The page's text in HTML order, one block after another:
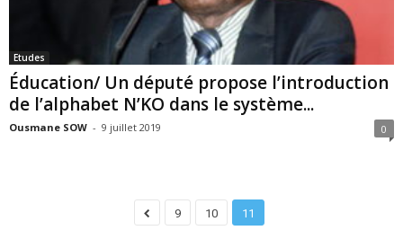
Etudes
Éducation/ Un député propose l’introduction
de l’alphabet N’KO dans le système...
Ousmane SOW - 9 juillet 2019 0
9 10 11